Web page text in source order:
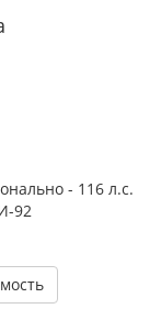
- 116 л.с.
92